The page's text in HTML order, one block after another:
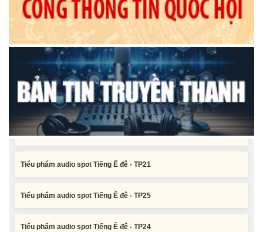
Tiểu phẩm audio spot Tiếng Ê đê - TP25
Tiểu phẩm audio spot Tiếng Ê đê - TP24
Tiểu phẩm audio spot Tiếng Ê đê - TP23
Tiểu phẩm audio spot Tiếng Ê đê - TP22
Tiểu phẩm audio spot Tiếng Ê đê - TP21
Tiểu phẩm audio spot Tiếng Ê đê - TP25
Tiểu phẩm audio spot Tiếng Ê đê - TP24